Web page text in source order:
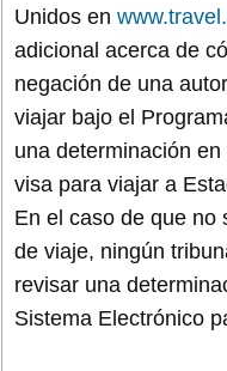
Unidos en
adicional acerca de
negación de una
viajar bajo el
una determinación
visa para viajar a
En el caso de que no
de viaje, ningún
revisar una
Sistema Electrónico